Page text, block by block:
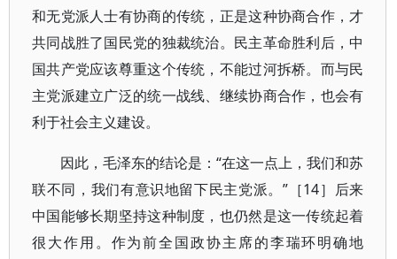
和无党派人士有协商的传统，正是这种协商合作，才
共同战胜了国民党的独裁统治。民主革命胜利后，中
国共产党应该尊重这个传统，不能过河拆桥。而与民
主党派建立广泛的统一战线、继续协商合作，也会有
利于社会主义建设。
因此，毛泽东的结论是：“在这一点上，我们和苏
联不同，我们有意识地留下民主党派。”［14］后来
中国能够长期坚持这种制度，也仍然是这一传统起着
很大作用。作为前全国政协主席的李瑞环明确地